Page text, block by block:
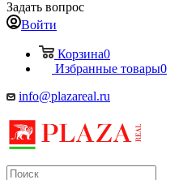
Задать вопрос
Войти
Корзина0
Избранные товары0
info@plazareal.ru